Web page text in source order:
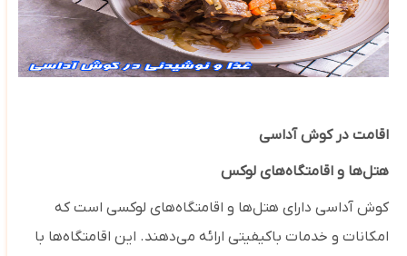
اقامت در کوش آداسی
هتل‌ها و اقامتگاه‌های لوکس
کوش آداسی دارای هتل‌ها و اقامتگاه‌های لوکسی است که
امکانات و خدمات باکیفیتی ارائه می‌دهند. این اقامتگاه‌ها با